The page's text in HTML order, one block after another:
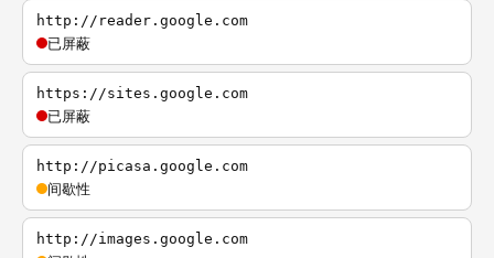
http://reader.google.com
已屏蔽
https://sites.google.com
已屏蔽
http://picasa.google.com
间歇性
http://images.google.com